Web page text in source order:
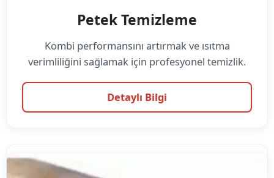
Petek Temizleme
Kombi performansını artırmak ve ısıtma
verimliliğini sağlamak için profesyonel temizlik.
Detaylı Bilgi